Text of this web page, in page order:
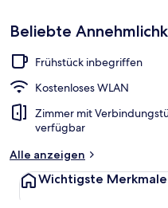
beliebt
b
w
e
r
e
Beliebte
Frühstück inbegriffen
Kostenloses WLAN
Zimmer mit
verfügbar
Alle anzeigen
Wichtigste Merkmale